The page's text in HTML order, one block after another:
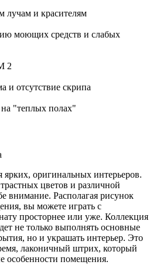
лучам и красителям
моющих средств и слабых
2
и отсутствие скрипа
"теплых полах"
ярких, оригинальных интерьеров.
цветов и различной
внимание. Располагая рисунок
вы можете играть с
просторнее или уже. Коллекция
не только выполнять основные
но и украшать интерьер. Это
лаконичный штрих, который
особенности помещения.